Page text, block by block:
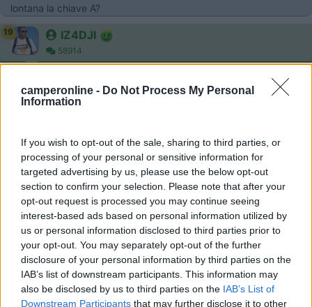
camperonline - Do Not Process My Personal
Information
If you wish to opt-out of the sale, sharing to third parties, or
processing of your personal or sensitive information for
targeted advertising by us, please use the below opt-out
section to confirm your selection. Please note that after your
opt-out request is processed you may continue seeing
interest-based ads based on personal information utilized by
us or personal information disclosed to third parties prior to
your opt-out. You may separately opt-out of the further
disclosure of your personal information by third parties on the
IAB’s list of downstream participants. This information may
also be disclosed by us to third parties on the IAB’s List of
Downstream Participants that may further disclose it to other
lontana la chiave A?
19 IZ4DJI
58914
ma i serbatoi delle grigie e delle nere sono allo stesso livello?
Penso che comynque il maceratore debba essere collocato a
Mirton
2268
Inserito il05/07/2011 alle:22:06:18
quote:Risposta al messaggio di IZ4DJI inserito in data
05/07/2011 22:02:38 (
Visualizza messaggio in nuova finestra
> Si, è autoadescante. Per leggere le caratteristiche:
http://www.eprice.it/Pompe-mace...